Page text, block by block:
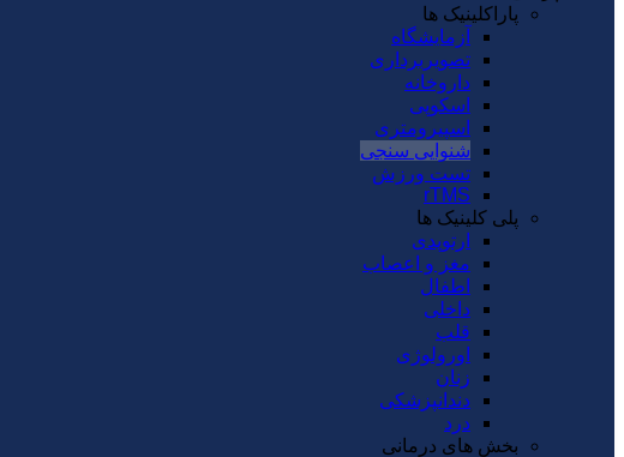
پاراکلینیک ها
آزمایشگاه
تصویربرداری
داروخانه
اسکوپی
اسپیرومتری
شنوایی سنجی
تست ورزش
rTMS
پلی کلینیک ها
ارتوپدی
مغز و اعصاب
اطفال
داخلی
قلب
اورولوژی
زنان
دندانپزشکی
درد
بخش های درمانی